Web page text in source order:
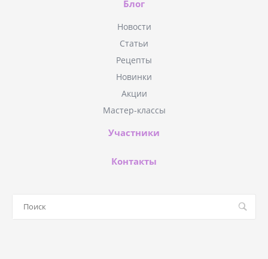
Блог
Новости
Статьи
Рецепты
Новинки
Акции
Мастер-классы
Участники
Контакты